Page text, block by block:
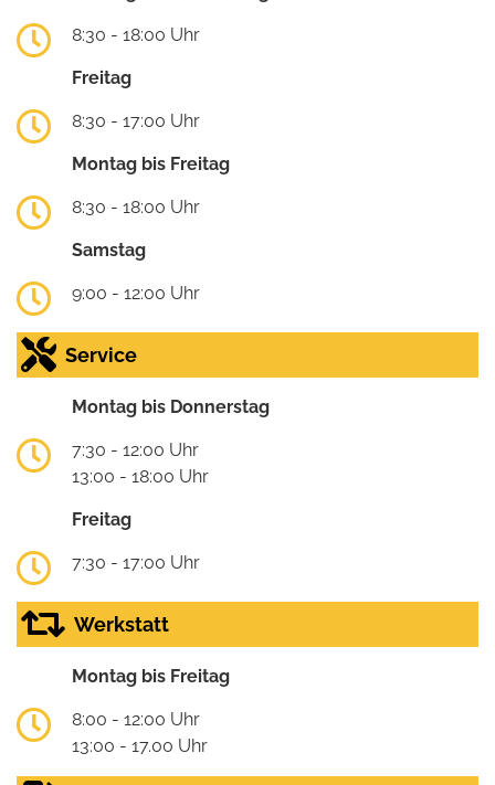
8:30 - 18:00 Uhr
Freitag
8:30 - 17:00 Uhr
Montag bis Freitag
8:30 - 18:00 Uhr
Samstag
9:00 - 12:00 Uhr
Service
Montag bis Donnerstag
7:30 - 12:00 Uhr
13:00 - 18:00 Uhr
Freitag
7:30 - 17:00 Uhr
Werkstatt
Montag bis Freitag
8:00 - 12:00 Uhr
13:00 - 17.00 Uhr